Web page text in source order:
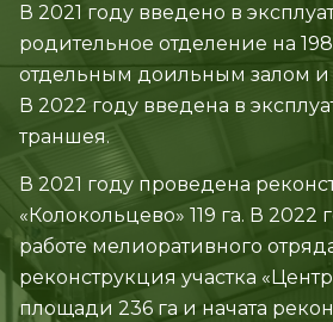
В 2021 году введено в
родительное отделение на
отдельным доильным залом
В 2022 году введена в
траншея.
В 2021 году проведена
«Колокольцево» 119 га. В 2022
работе мелиоративного
реконструкция участка
площади 236 га и начата